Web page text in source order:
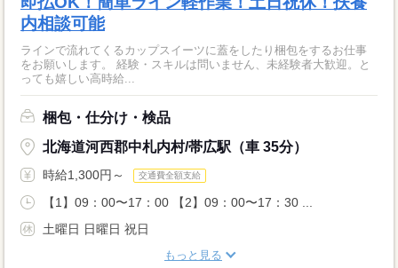
内相談可能
ラインで流れてくるカップスイーツに蓋をしたり梱包をするお仕事
をお願いします。 経験・スキルは問いません、未経験者大歓迎。と
っても嬉しい高時給...
梱包・仕分け・検品
北海道河西郡中札内村/帯広駅（車 35分）
時給1,300円～ 交通費全額支給
【1】09：00〜17：00 【2】09：00〜17：30 ...
土曜日 日曜日 祝日
もっと見る